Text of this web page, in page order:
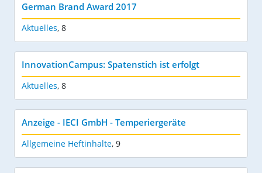
German Brand Award 2017
Aktuelles, 8
InnovationCampus: Spatenstich ist erfolgt
Aktuelles, 8
Anzeige - IECI GmbH - Temperiergeräte
Allgemeine Heftinhalte, 9